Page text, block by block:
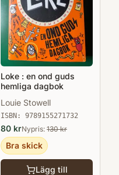
Loke : en ond guds
hemliga dagbok
Louie Stowell
ISBN: 9789155271732
80 krNypris: 130kr
Bra skick
Lägg till